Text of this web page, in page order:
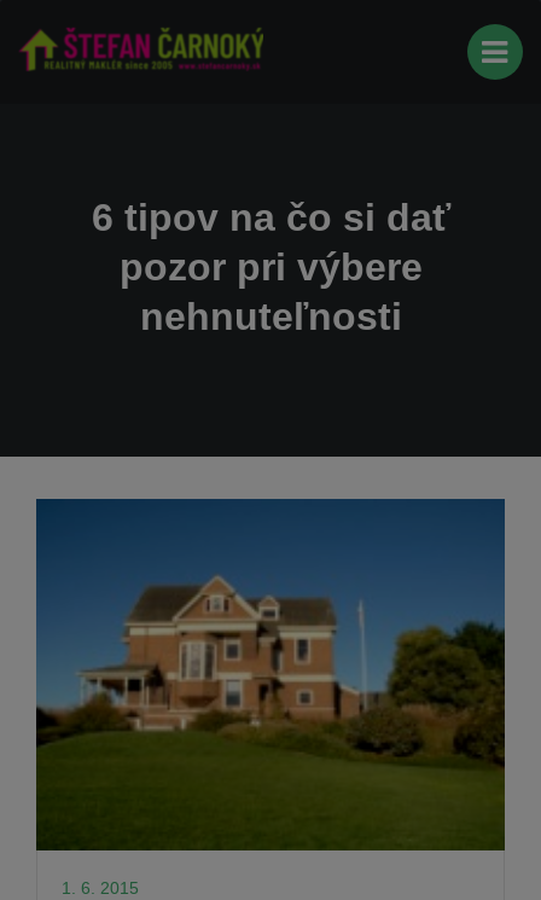
6 tipov na čo si dať
pozor pri výbere
nehnuteľnosti
1. 6. 2015